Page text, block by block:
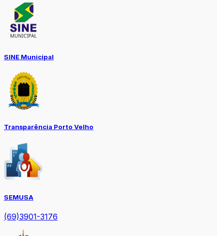
SINE Municipal
Transparência Porto Velho
SEMUSA
(69)3901-3176